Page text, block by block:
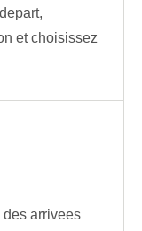
et choisissez
des arrivees